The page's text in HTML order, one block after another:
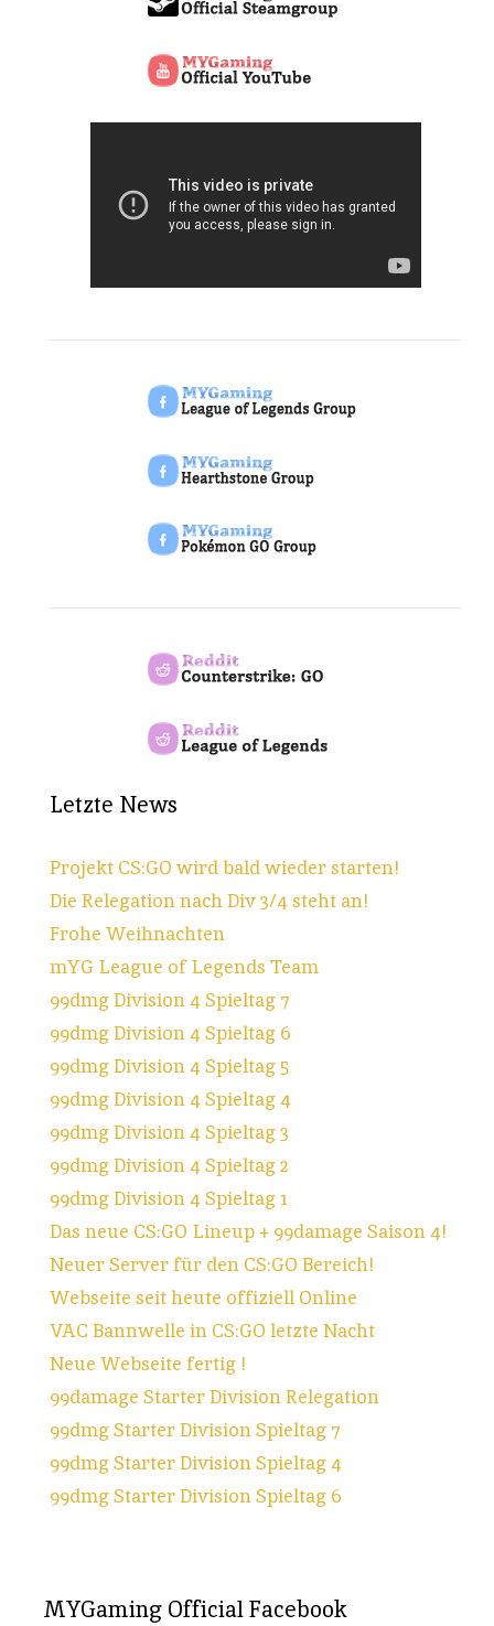
Letzte News
Projekt CS:GO wird bald wieder starten!
Die Relegation nach Div 3/4 steht an!
Frohe Weihnachten
mYG League of Legends Team
99dmg Division 4 Spieltag 7
99dmg Division 4 Spieltag 6
99dmg Division 4 Spieltag 5
99dmg Division 4 Spieltag 4
99dmg Division 4 Spieltag 3
99dmg Division 4 Spieltag 2
99dmg Division 4 Spieltag 1
Das neue CS:GO Lineup + 99damage Saison 4!
Neuer Server für den CS:GO Bereich!
Webseite seit heute offiziell Online
VAC Bannwelle in CS:GO letzte Nacht
Neue Webseite fertig !
99damage Starter Division Relegation
99dmg Starter Division Spieltag 7
99dmg Starter Division Spieltag 4
99dmg Starter Division Spieltag 6
MYGaming Official Facebook